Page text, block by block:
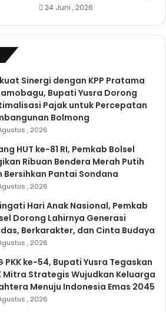
24 Juni , 2026
Sinergi dengan KPP Pratama
Bupati Yusra Dorong
Pajak untuk Percepatan
Bolmong
, 2026
HUT ke-81 RI, Pemkab Bolsel
Ribuan Bendera Merah Putih
Bersihkan Pantai Sondana
, 2026
Hari Anak Nasional, Pemkab
Dorong Lahirnya Generasi
Berkarakter, dan Cinta Budaya
, 2026
PKK ke-54, Bupati Yusra Tegaskan
Mitra Strategis Wujudkan Keluarga
Menuju Indonesia Emas 2045
, 2026